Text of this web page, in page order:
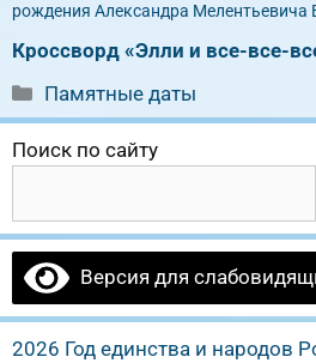
рождения Александра Мелентьевича
Кроссворд «Элли и все-все-
Рубрики
Памятные даты
Поиск по сайту
Версия для
2026 Год единства и народов